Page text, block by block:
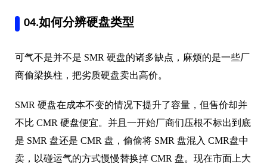
04.如何分辨硬盘类型
可气不是并不是 SMR 硬盘的诸多缺点，麻烦的是一些厂
商偷梁换柱，把劣质硬盘卖出高价。
SMR 硬盘在成本不变的情况下提升了容量，但售价却并
不比 CMR 硬盘便宜。并且一开始厂商们压根不标出到底
是 SMR 盘还是 CMR 盘，偷偷将 SMR 盘混入 CMR盘中
卖，以碰运气的方式慢慢替换掉 CMR 盘。现在市面上大